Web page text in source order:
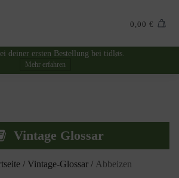
0,00 €
deiner ersten Bestellung bei tidløs.
Mehr erfahren
Vintage Glossar
/ Vintage-Glossar / Abbeizen